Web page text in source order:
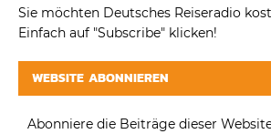
Sie möchten Deutsches Reiseradio
Einfach auf "Subscribe" klicken!
WEBSITE ABONNIEREN
Abonniere die Beiträge dieser